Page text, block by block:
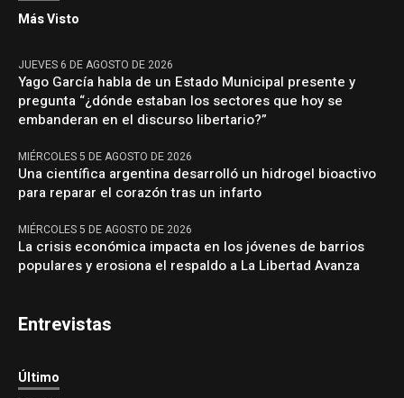
Más Visto
JUEVES 6 DE AGOSTO DE 2026
Yago García habla de un Estado Municipal presente y
pregunta “¿dónde estaban los sectores que hoy se
embanderan en el discurso libertario?”
MIÉRCOLES 5 DE AGOSTO DE 2026
Una científica argentina desarrolló un hidrogel bioactivo
para reparar el corazón tras un infarto
MIÉRCOLES 5 DE AGOSTO DE 2026
La crisis económica impacta en los jóvenes de barrios
populares y erosiona el respaldo a La Libertad Avanza
Entrevistas
Último